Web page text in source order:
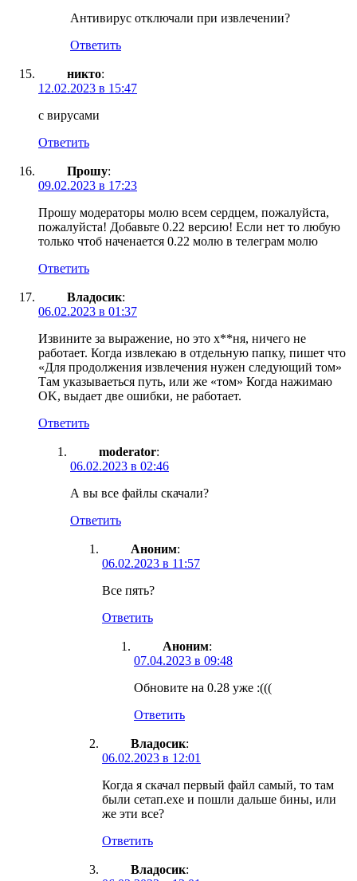
Антивирус отключали при извлечении?
Ответить
никто:
12.02.2023 в 15:47
с вирусами
Ответить
Прошу:
09.02.2023 в 17:23
Прошу модераторы молю всем сердцем, пожалуйста,
пожалуйста! Добавьте 0.22 версию! Если нет то любую
только чтоб наченается 0.22 молю в телеграм молю
Ответить
Владосик:
06.02.2023 в 01:37
Извините за выражение, но это х**ня, ничего не
работает. Когда извлекаю в отдельную папку, пишет что
«Для продолжения извлечения нужен следующий том»
Там указываеться путь, или же «том» Когда нажимаю
OK, выдает две ошибки, не работает.
Ответить
moderator:
06.02.2023 в 02:46
А вы все файлы скачали?
Ответить
Аноним:
06.02.2023 в 11:57
Все пять?
Ответить
Аноним:
07.04.2023 в 09:48
Обновите на 0.28 уже :(((
Ответить
Владосик:
06.02.2023 в 12:01
Когда я скачал первый файл самый, то там
были сетап.ехе и пошли дальше бины, или
же эти все?
Ответить
Владосик: